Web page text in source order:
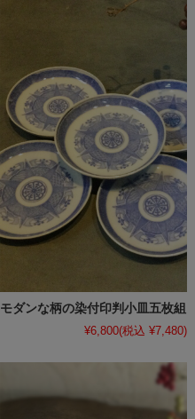
モダンな柄の染付印判小皿五枚組
¥6,800(税込 ¥7,480)